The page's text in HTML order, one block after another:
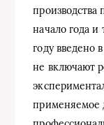
производства
начало года
году введено
не включают
применяемое